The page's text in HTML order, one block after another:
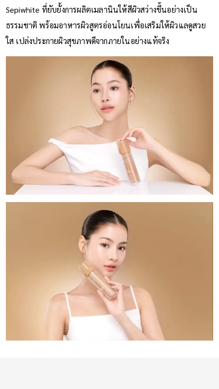
Sepiwhite ที่ยับยั้งการผลิตเมลานินให้สีผิวสว่างขึ้นอย่างเป็น
ธรรมชาติ พร้อมอาหารผิวสูตรอ่อนโยนเพื่อเสริมให้ผิวแลดูสวย
ใส เปล่งประกายผิวสุขภาพดีจากภายในอย่างแท้จริง